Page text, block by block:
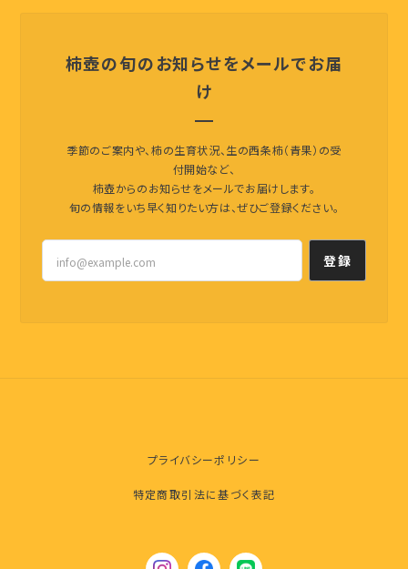
柿壺の旬のお知らせをメールでお届
け
季節のご案内や、柿の生育状況、生の西条柿（青果）の受
付開始など、
柿壺からのお知らせをメールでお届けします。
旬の情報をいち早く知りたい方は、ぜひご登録ください。
登録
プライバシーポリシー
特定商取引法に基づく表記